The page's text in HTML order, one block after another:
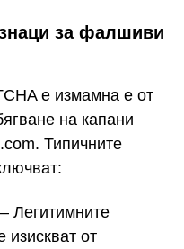
за фалшиви
е измамна е от
на капани
Типичните
– Легитимните
изискват от